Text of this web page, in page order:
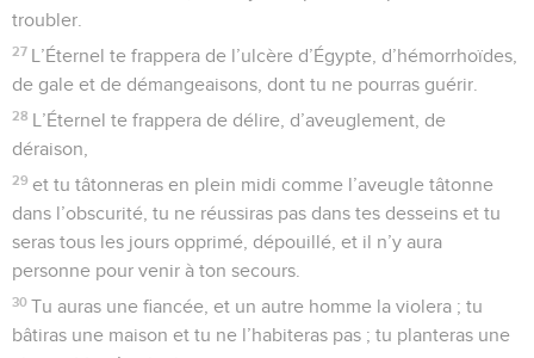
troubler.
27 L’Éternel te frappera de l’ulcère d’Égypte, d’hémorrhoïdes,
de gale et de démangeaisons, dont tu ne pourras guérir.
28 L’Éternel te frappera de délire, d’aveuglement, de
déraison,
29 et tu tâtonneras en plein midi comme l’aveugle tâtonne
dans l’obscurité, tu ne réussiras pas dans tes desseins et tu
seras tous les jours opprimé, dépouillé, et il n’y aura
personne pour venir à ton secours.
30 Tu auras une fiancée, et un autre homme la violera ; tu
bâtiras une maison et tu ne l’habiteras pas ; tu planteras une